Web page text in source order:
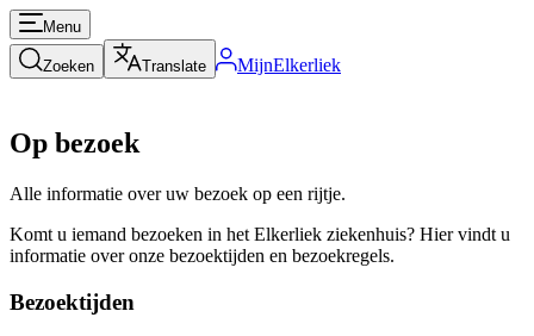
Menu
Zoeken Translate MijnElkerliek
Op bezoek
Alle informatie over uw bezoek op een rijtje.
Komt u iemand bezoeken in het Elkerliek ziekenhuis? Hier vindt u
informatie over onze bezoektijden en bezoekregels.
Bezoektijden